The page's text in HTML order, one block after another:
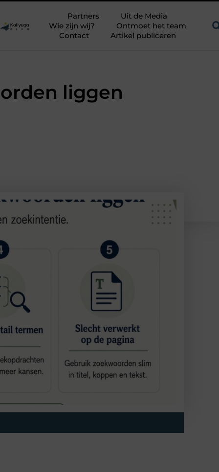
Partners
Uit de Media
Wie zijn wij?
Ontmoet het team
Contact
Artikel publiceren
liggen